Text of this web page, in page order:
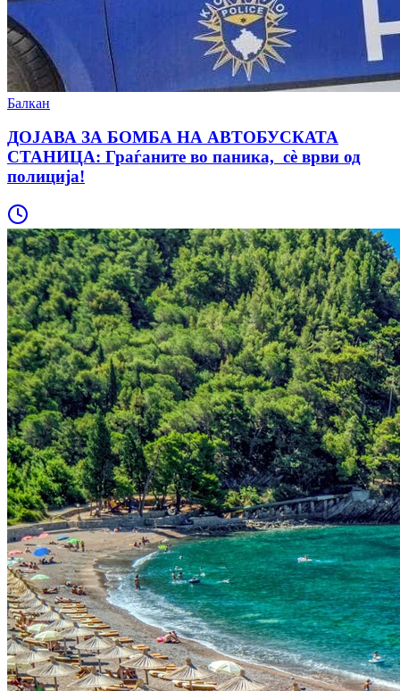
Балкан
ДОЈАВА ЗА БОМБА НА АВТОБУСКАТА
СТАНИЦА: Граѓаните во паника, сè врви од
полиција!